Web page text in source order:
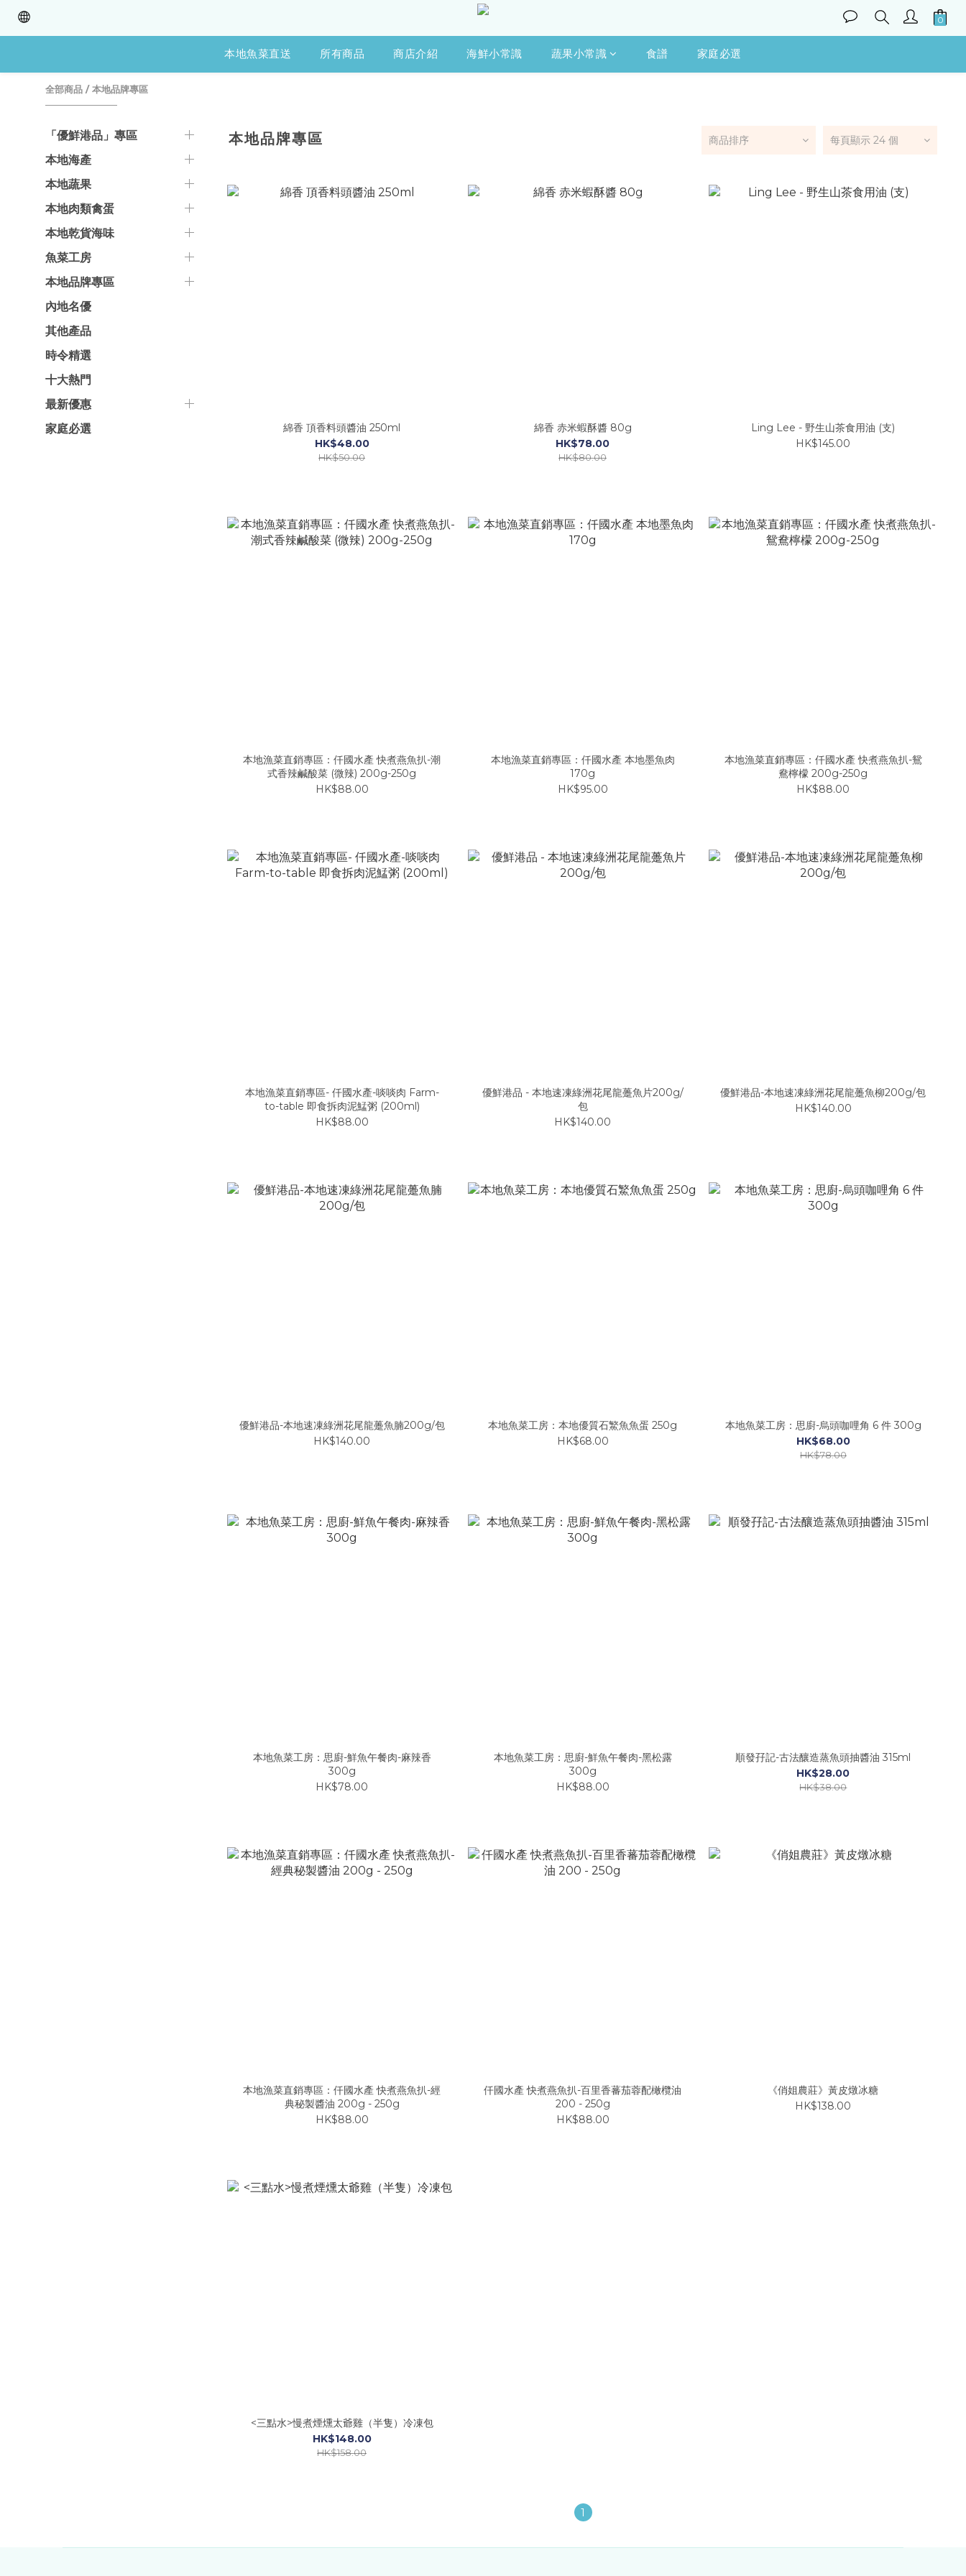
本地魚菜直送 所有商品 商店介紹 海鮮小常識 蔬果小常識 食譜 家庭必選
全部商品 /本地品牌專區
「優鮮港品」專區
本地海產
本地蔬果
本地肉類禽蛋
本地乾貨海味
魚菜工房
本地品牌專區
內地名優
其他產品
時令精選
十大熱門
最新優惠
家庭必選
本地品牌專區 商品排序 每頁顯示 24 個
綿香 頂香料頭醬油 250ml
HK$48.00
HK$50.00
綿香 赤米蝦酥醬 80g
HK$78.00
HK$80.00
Ling Lee - 野生山茶食用油 (支)
HK$145.00
本地漁菜直銷專區：仟國水產 快煮燕魚扒-潮
式香辣鹹酸菜 (微辣) 200g-250g
HK$88.00
本地漁菜直銷專區：仟國水產 本地墨魚肉
170g
HK$95.00
本地漁菜直銷專區：仟國水產 快煮燕魚扒-鴛
鴦檸檬 200g-250g
HK$88.00
本地漁菜直銷專區- 仟國水產-啖啖肉 Farm-
to-table 即食拆肉泥鯭粥 (200ml)
HK$88.00
優鮮港品 - 本地速凍綠洲花尾龍躉魚片200g/
包
HK$140.00
優鮮港品-本地速凍綠洲花尾龍躉魚柳200g/包
HK$140.00
優鮮港品-本地速凍綠洲花尾龍躉魚腩200g/包
HK$140.00
本地魚菜工房：本地優質石鰵魚魚蛋 250g
HK$68.00
本地魚菜工房：思廚-烏頭咖哩角 6 件 300g
HK$68.00
HK$78.00
本地魚菜工房：思廚-鮮魚午餐肉-麻辣香
300g
HK$78.00
本地魚菜工房：思廚-鮮魚午餐肉-黑松露
300g
HK$88.00
順發孖記-古法釀造蒸魚頭抽醬油 315ml
HK$28.00
HK$38.00
本地漁菜直銷專區：仟國水產 快煮燕魚扒-經
典秘製醬油 200g - 250g
HK$88.00
仟國水產 快煮燕魚扒-百里香蕃茄蓉配橄欖油
200 - 250g
HK$88.00
《俏姐農莊》黃皮燉冰糖
HK$138.00
<三點水>慢煮煙燻太爺雞（半隻）冷凍包
HK$148.00
HK$158.00
1